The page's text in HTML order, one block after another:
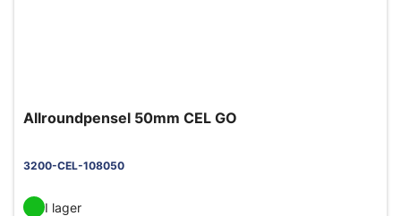
Allroundpensel 50mm CEL GO
3200-CEL-108050
I lager